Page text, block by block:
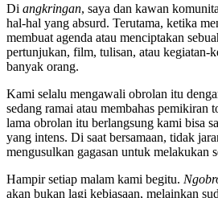
Di angkringan, saya dan kawan
hal-hal yang absurd. Terutama, ketika
membuat agenda atau menciptakan
pertunjukan, film, tulisan, atau kegiatan-
banyak orang.
Kami selalu mengawali obrolan itu
sedang ramai atau membahas pemikiran
lama obrolan itu berlangsung kami bisa
yang intens. Di saat bersamaan, tidak
mengusulkan gagasan untuk melakukan
Hampir setiap malam kami begitu.
akan bukan lagi kebiasaan, melainkan